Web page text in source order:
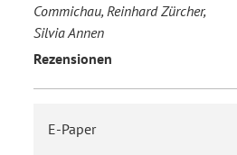
Commichau, Reinhard Zürcher,
Silvia Annen
Rezensionen
E-Paper